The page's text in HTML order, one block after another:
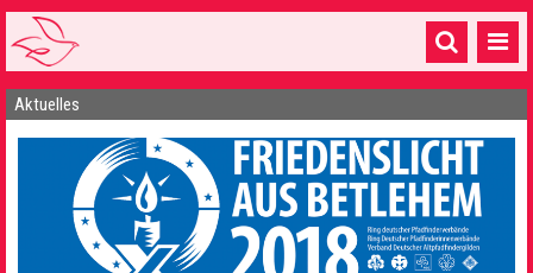
Startseite
1 Pfarrei
16 Gemeinden & mehr
Gottesdienste & Sinnsuche
Aktuelles